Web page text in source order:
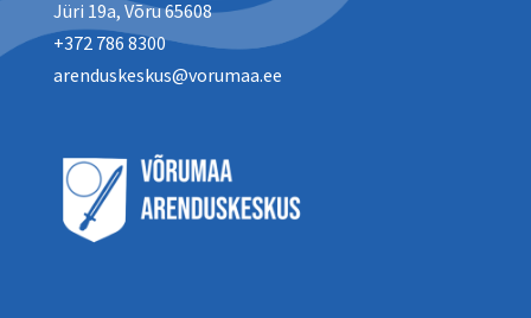
Jüri 19a, Võru 65608
+372 786 8300
arenduskeskus@vorumaa.ee